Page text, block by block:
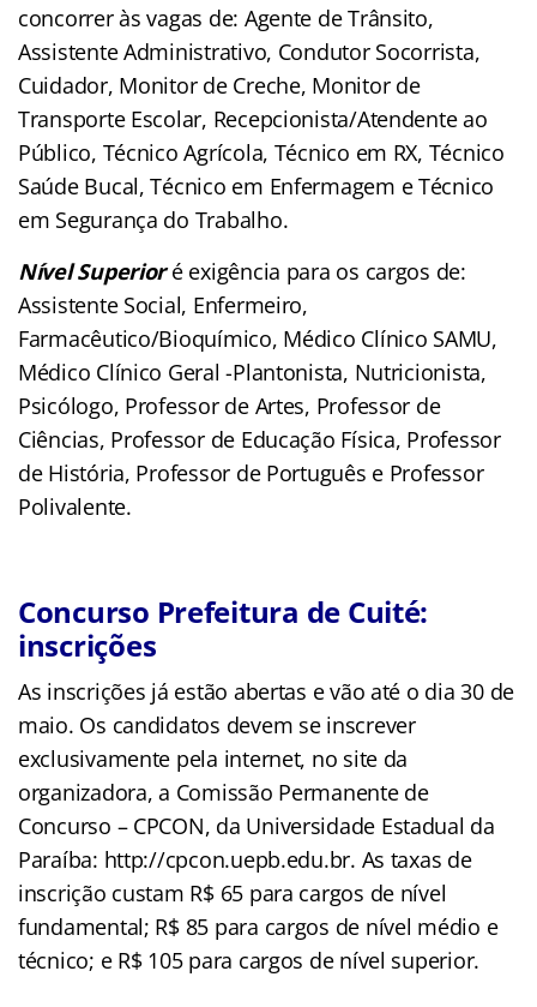
concorrer às vagas de: Agente de Trânsito,
Assistente Administrativo, Condutor Socorrista,
Cuidador, Monitor de Creche, Monitor de
Transporte Escolar, Recepcionista/Atendente ao
Público, Técnico Agrícola, Técnico em RX, Técnico
Saúde Bucal, Técnico em Enfermagem e Técnico
em Segurança do Trabalho.
Nível Superioré exigência para os cargos de:
Assistente Social, Enfermeiro,
Farmacêutico/Bioquímico, Médico Clínico SAMU,
Médico Clínico Geral -Plantonista, Nutricionista,
Psicólogo, Professor de Artes, Professor de
Ciências, Professor de Educação Física, Professor
de História, Professor de Português e Professor
Polivalente.
Concurso Prefeitura de Cuité:
inscrições
As inscrições já estão abertas e vão até o dia 30 de
maio. Os candidatos devem se inscrever
exclusivamente pela internet, no site da
organizadora, a Comissão Permanente de
Concurso – CPCON, da Universidade Estadual da
Paraíba: http://cpcon.uepb.edu.br. As taxas de
inscrição custam R$ 65 para cargos de nível
fundamental; R$ 85 para cargos de nível médio e
técnico; e R$ 105 para cargos de nível superior.